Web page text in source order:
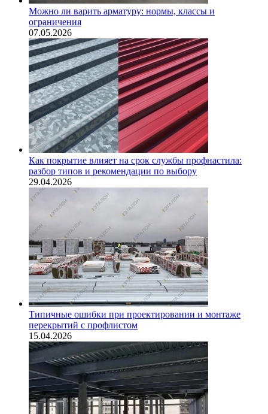
Можно ли варить арматуру: нормы, классы и
ограничения
07.05.2026
Как покрытие влияет на срок службы профнастила:
разбор типов и рекомендации по выбору
29.04.2026
Типичные ошибки при проектировании и монтаже
перекрытий с профлистом
15.04.2026